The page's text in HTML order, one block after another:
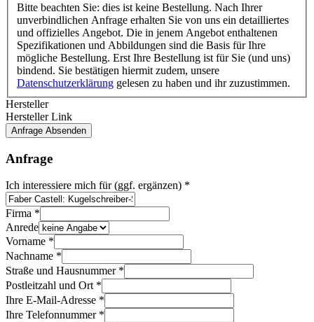
Bitte beachten Sie: dies ist keine Bestellung. Nach Ihrer
unverbindlichen Anfrage erhalten Sie von uns ein detailliertes
und offizielles Angebot. Die in jenem Angebot enthaltenen
Spezifikationen und Abbildungen sind die Basis für Ihre
mögliche Bestellung. Erst Ihre Bestellung ist für Sie (und uns)
bindend. Sie bestätigen hiermit zudem, unsere
Datenschutzerklärung gelesen zu haben und ihr zuzustimmen.
Hersteller
Hersteller Link
Anfrage Absenden
Anfrage
Ich interessiere mich für (ggf. ergänzen) *
Firma *
E-
Mail-
Adresse
Veredelung
Kontakt
Anrede
Vorname *
Nachname *
Straße und Hausnummer *
Postleitzahl und Ort *
Ihre E-Mail-Adresse *
Ihre Telefonnummer *